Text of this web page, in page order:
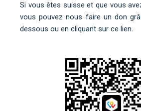
Si vous êtes suisse et que vous
vous pouvez nous faire un don
dessous ou en cliquant sur ce lien.